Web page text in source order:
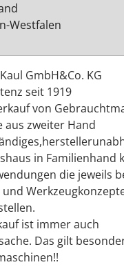
GmbH&Co. KG
seit 1919
von
aus zweiter Hand
in Familienhand
die jeweils
und
ist immer auch
Das gilt
Westfalen